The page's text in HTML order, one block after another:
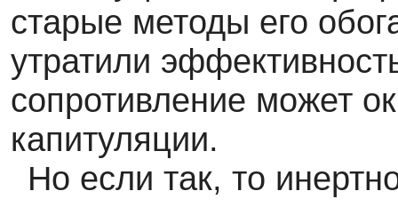
старые методы его
утратили
сопротивление может
капитуляции.
Но если так, то